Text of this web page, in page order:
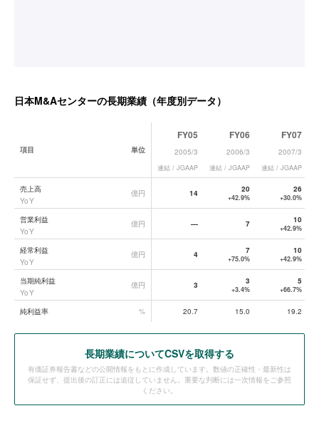
日本M&Aセンターの長期業績（年度別データ）
日本M&Aセンター
項目 単位
FY05
2005/3
連結 / JGAAP
FY06
2006/3
連結 / JGAAP
FY07
2007/3
連結 / JGAAP
売上高
YoY
億円 14 20
+42.9%
26
+30.0%
営業利益
YoY
億円 — 7 10
+42.9%
経常利益
YoY
億円 4 7
+75.0%
10
+42.9%
当期純利益
YoY
億円 3 3
+3.4%
5
+66.7%
純利益率 % 20.7 15.0 19.2
長期業績についてCSVを取得する
有価証券報告書などの公開情報をもとに作成しています。数値の正確性・最新性は
保証せず、提出後の訂正には追従していません。重要な判断には一次情報をご参照
ください。